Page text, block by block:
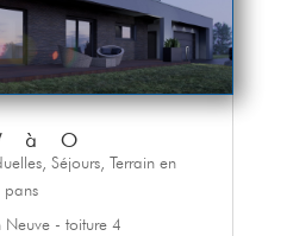
à O
, Séjours, Terrain en
pans
Neuve - toiture 4